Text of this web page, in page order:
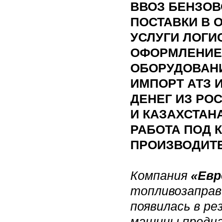
ВВОЗ
ПОСТАВКИ В
УСЛУГИ
ИМПОРТ АТЗ
ДЕНЕГ ИЗ
И
РАБОТА ПОД
Компания
появилась в